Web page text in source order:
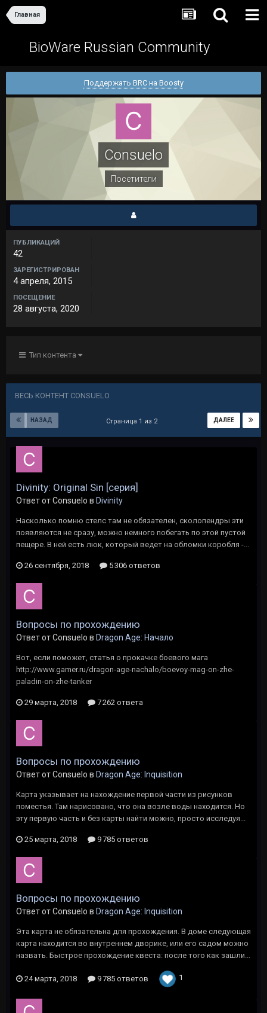
Главная
BioWare Russian Community
Поддержать BRC на Boosty
Consuelo
Посетители
ПУБЛИКАЦИЙ
42
ЗАРЕГИСТРИРОВАН
4 апреля, 2015
ПОСЕЩЕНИЕ
28 августа, 2020
Тип контента
ВЕСЬ КОНТЕНТ CONSUELO
НАЗАД ДАЛЕЕ
Страница 1 из 2
Divinity: Original Sin [серия]
Ответ от Consuelo в Divinity
Насколько помню стелс там не обязателен, сколопендры эти
появляются не сразу, можно немного побегать по этой пустой
пещере. В ней есть люк, который ведет на обломки коробля -...
26 сентября, 2018 5 306 ответов
Вопросы по прохождению
Ответ от Consuelo в Dragon Age: Начало
Вот, если поможет, статья о прокачке боевого мага
http://www.gamer.ru/dragon-age-nachalo/boevoy-mag-on-zhe-
paladin-on-zhe-tanker
29 марта, 2018 7 262 ответа
Вопросы по прохождению
Ответ от Consuelo в Dragon Age: Inquisition
Карта указывает на нахождение первой части из рисунков
поместья. Там нарисовано, что она возле воды находится. Но
эту первую часть и без карты найти можно, просто исследуя...
25 марта, 2018 9 785 ответов
Вопросы по прохождению
Ответ от Consuelo в Dragon Age: Inquisition
Эта карта не обязательна для прохождения. В доме следующая
карта находится во внутреннем дворике, или его садом можно
назвать. Быстрое прохождение квеста: после того как зашли...
24 марта, 2018 9 785 ответов 1